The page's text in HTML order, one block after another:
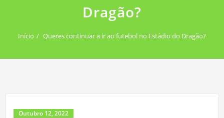
Dragão?
Início Queres continuar a ir ao futebol no Estádio do Dragão?
Outubro 12, 2022